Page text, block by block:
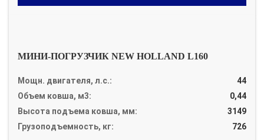
МИНИ-ПОГРУЗЧИК NEW HOLLAND L160
Мощн. двигателя, л.с.:
44
Объем ковша, м3:
0,44
Высота подъема ковша, мм:
3149
Грузоподъемность, кг:
726